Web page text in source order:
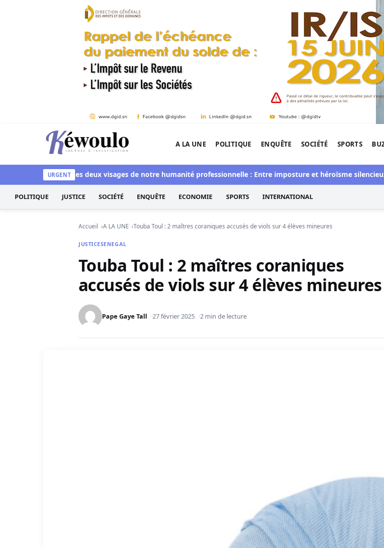
Aller au contenu
Kéwoulo, le premier site d'information et d'investigation de l'Afrique.
A LA UNE POLITIQUE ENQUÊTE SOCIÉTÉ SPORTS
URGENT
Les deux visages de notre humanité professionnelle : Entre imposture et héroïsme silencieux (Par
POLITIQUE JUSTICE SOCIÉTÉ ENQUÊTE ECONOMIE SPORTS INTERNATIONAL
Accueil A LA UNE Touba Toul : 2 maîtres coraniques accusés de viols sur 4 élèves mineures
JUSTICESENEGAL
Touba Toul : 2 maîtres coraniques
accusés de viols sur 4 élèves mineures
Pape Gaye Tall 27 février 2025 2 min de lecture